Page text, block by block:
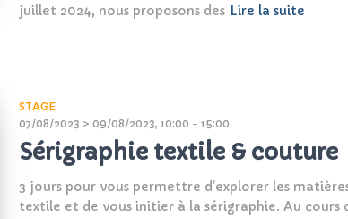
juillet 2024, nous proposons des Lire la suite
STAGE
07/08/2023 > 09/08/2023, 10:00 - 15:00
Sérigraphie textile & couture
3 jours pour vous permettre d’explorer les
textile et de vous initier à la sérigraphie. Au cours